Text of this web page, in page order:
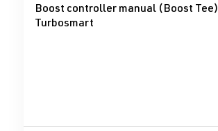
Boost controller manual (Boost Tee)
Turbosmart